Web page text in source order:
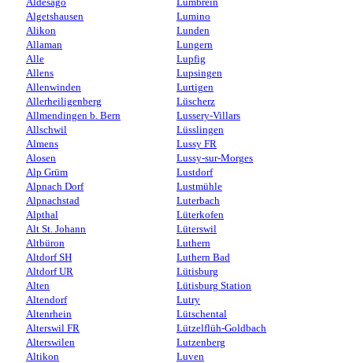
Algetshausen
Alikon
Allaman
Alle
Allens
Allenwinden
Allerheiligenberg
Allmendingen b. Bern
Allschwil
Almens
Alosen
Alp Grüm
Alpnach Dorf
Alpnachstad
Alpthal
Alt St. Johann
Altbüron
Altdorf SH
Altdorf UR
Alten
Altendorf
Altenrhein
Alterswil FR
Alterswilen
Altikon
Lumino
Lunden
Lungern
Lupfig
Lupsingen
Lurtigen
Lüscherz
Lussery-Villars
Lüsslingen
Lussy FR
Lussy-sur-Morges
Lustdorf
Lustmühle
Luterbach
Lüterkofen
Lüterswil
Luthern
Luthern Bad
Lütisburg
Lütisburg Station
Lutry
Lütschental
Lützelflüh-Goldbach
Lutzenberg
Luven